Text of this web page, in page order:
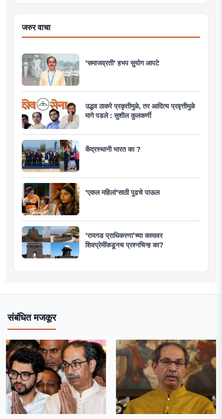
जरुर वाचा
'समाजव्रती' हभप सुयोग आपटे
उद्धव ठाकरे प्रकृतीमुळे, तर आदित्य प्रवृत्तीमुळे
मागे पडले : सुशील कुलकर्णी
केंद्रस्थानी भारत का ?
'एकल महिलां'साठी पुढचे पाऊल
‘रायगड प्राधिकरणा’च्या कामावर
शिवप्रेमींकडूनच प्रश्नचिन्ह का?
संबंधित मजकूर